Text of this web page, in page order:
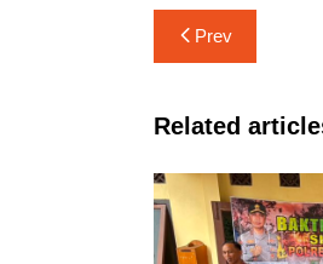
Navigasi
pos
Prev
Related